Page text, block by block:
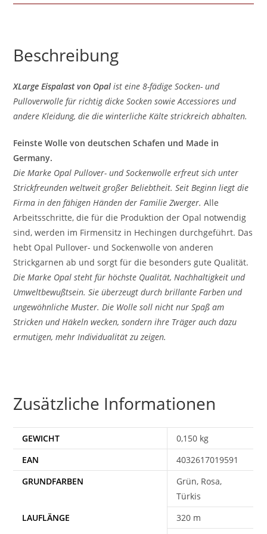
Beschreibung
XLarge Eispalast von Opal ist eine 8-fädige Socken- und
Pulloverwolle für richtig dicke Socken sowie Accessiores und
andere Kleidung, die die winterliche Kälte strickreich abhalten.
Feinste Wolle von deutschen Schafen und Made in
Germany.
Die Marke Opal Pullover- und Sockenwolle erfreut sich unter
Strickfreunden weltweit großer Beliebtheit. Seit Beginn liegt die
Firma in den fähigen Händen der Familie Zwerger. Alle
Arbeitsschritte, die für die Produktion der Opal notwendig
sind, werden im Firmensitz in Hechingen durchgeführt. Das
hebt Opal Pullover- und Sockenwolle von anderen
Strickgarnen ab und sorgt für die besonders gute Qualität.
Die Marke Opal steht für höchste Qualität, Nachhaltigkeit und
Umweltbewußtsein. Sie überzeugt durch brillante Farben und
ungewöhnliche Muster. Die Wolle soll nicht nur Spaß am
Stricken und Häkeln wecken, sondern ihre Träger auch dazu
ermutigen, mehr Individualität zu zeigen.
Zusätzliche Informationen
GEWICHT
0,150 kg
EAN
4032617019591
Grün, Rosa,
Türkis
320 m